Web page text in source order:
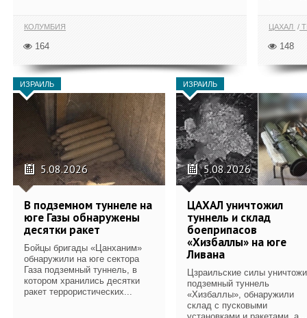
КОЛУМБИЯ
164
ЦАХАЛ
148
ИЗРАИЛЬ
5.08.2026
В подземном туннеле на
юге Газы обнаружены
десятки ракет
Бойцы бригады «Цанханим»
обнаружили на юге сектора
Газа подземный туннель, в
котором хранились десятки
ракет террористических...
ИЗРАИЛЬ
5.08.2026
ЦАХАЛ уничтожил
туннель и склад
боеприпасов
«Хизбаллы» на юге
Ливана
Цзраильские силы
подземный туннель
«Хизбаллы», обнаружили
склад с пусковыми
установками и ракетами, а...